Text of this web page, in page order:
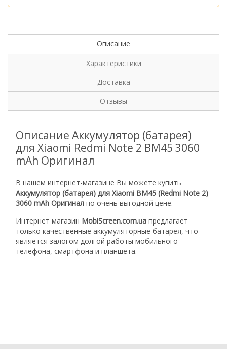
Описание
Характеристики
Доставка
Отзывы
Описание Аккумулятор (батарея)
для Xiaomi Redmi Note 2 BM45 3060
mAh Оригинал
В нашем интернет-магазине Вы можете купить
Аккумулятор (батарея) для Xiaomi BM45 (Redmi Note 2)
3060 mAh Оригинал по очень выгодной цене.
Интернет магазин MobiScreen.com.ua предлагает
только качественные аккумуляторные батарея, что
является залогом долгой работы мобильного
телефона, смартфона и планшета.